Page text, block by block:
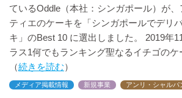
ているOddle（本社：シンガポール）が
ティエのケーキを「シンガポールでデリ
キ」のBest 10 に選出しました。 2019年
ラス1何でもランキング聖なるイチゴのケ
続きを読む
メディア掲載情報 新規事業 アンリ・シャルパ